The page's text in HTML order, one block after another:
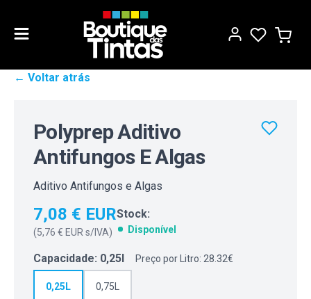
← Voltar atrás
Polyprep Aditivo
Antifungos E Algas
Aditivo Antifungos e Algas
7,08 € EUR
(5,76 € EUR s/IVA)
Stock:
Disponível
Capacidade: 0,25l Preço por Litro: 28.32€
0,25L 0,75L